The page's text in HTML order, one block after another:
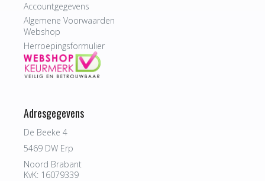
Accountgegevens
Algemene Voorwaarden
Webshop
Herroepingsformulier
Adresgegevens
De Beeke 4
5469 DW Erp
Noord Brabant
KvK: 16079339